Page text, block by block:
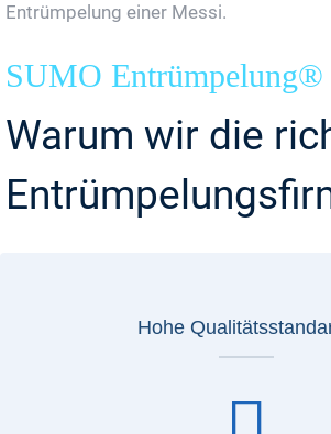
Entrümpelung einer Messi.
SUMO Entrümpelung®
Warum wir die
Hohe